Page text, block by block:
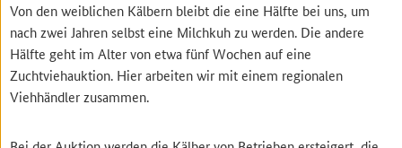
Von den weiblichen Kälbern bleibt die eine Hälfte bei uns, um
nach zwei Jahren selbst eine Milchkuh zu werden. Die andere
Hälfte geht im Alter von etwa fünf Wochen auf eine
Zuchtviehauktion. Hier arbeiten wir mit einem regionalen
Viehhändler zusammen.